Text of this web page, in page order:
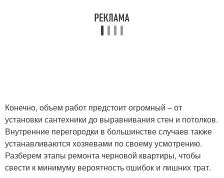
Конечно, объем работ предстоит огромный – от
установки сантехники до выравнивания стен и потолков.
Внутренние перегородки в большинстве случаев также
устанавливаются хозяевами по своему усмотрению.
Разберем этапы ремонта черновой квартиры, чтобы
свести к минимуму вероятность ошибок и лишних трат.